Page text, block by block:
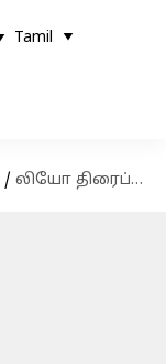
Tamil
/ லியோ திரைப்படத்தின் சிறப்பு காட்சிக்கு தமிழ்நாடு அரசு அனுமதி